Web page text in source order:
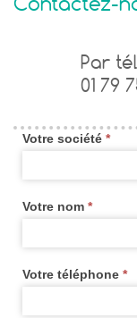
Contactez-
Formulaire
contact
Par
01 79
Votre société *
Votre nom *
Votre téléphone *